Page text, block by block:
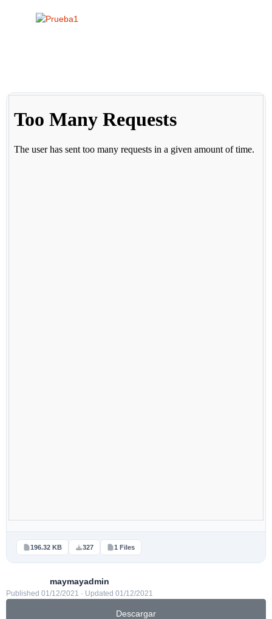
196.32 KB 327 1 Files
maymayadmin
Published 01/12/2021 · Updated 01/12/2021
Descargar